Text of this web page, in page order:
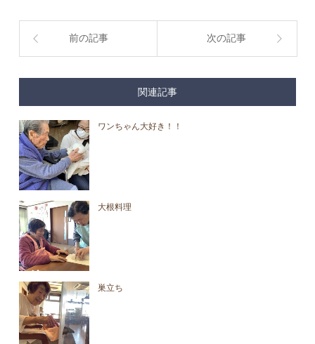
前の記事 次の記事
関連記事
ワンちゃん大好き！！
大根料理
巣立ち